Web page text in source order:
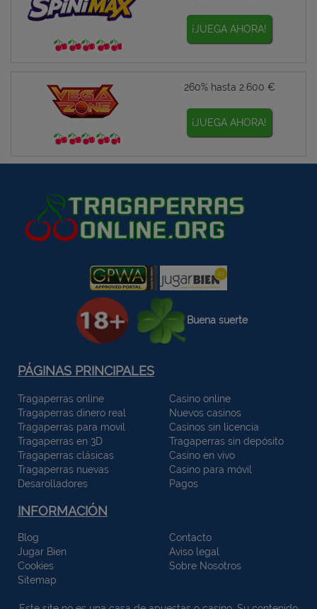
¡JUEGA AHORA!
260% hasta 2.600 €
¡JUEGA AHORA!
Buena suerte
PÁGINAS PRINCIPALES
Tragaperras online
Tragaperras dinero real
Tragaperras para movil
Tragaperras en 3D
Tragaperras clásicas
Tragaperras nuevas
Desarolladores
Casino online
Nuevos casinos
Casinos sin licencia
Tragaperras sin depósito
Casino en vivo
Casino para móvil
Pagos
INFORMACIÓN
Blog
Jugar Bien
Cookies
Sitemap
Contacto
Aviso legal
Sobre Nosotros